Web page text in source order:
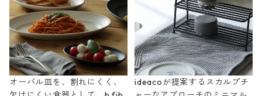
オーバル皿を、割れにくく、
ideacoが提案するスカルプチ